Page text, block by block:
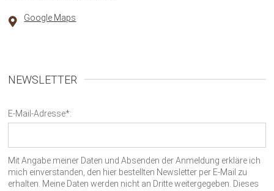
Google Maps
NEWSLETTER
E-Mail-Adresse*:
Mit Angabe meiner Daten und Absenden der Anmeldung erkläre ich
mich einverstanden, den hier bestellten Newsletter per E-Mail zu
erhalten. Meine Daten werden nicht an Dritte weitergegeben. Dieses